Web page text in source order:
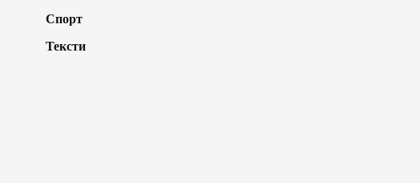
Спорт
Тексти